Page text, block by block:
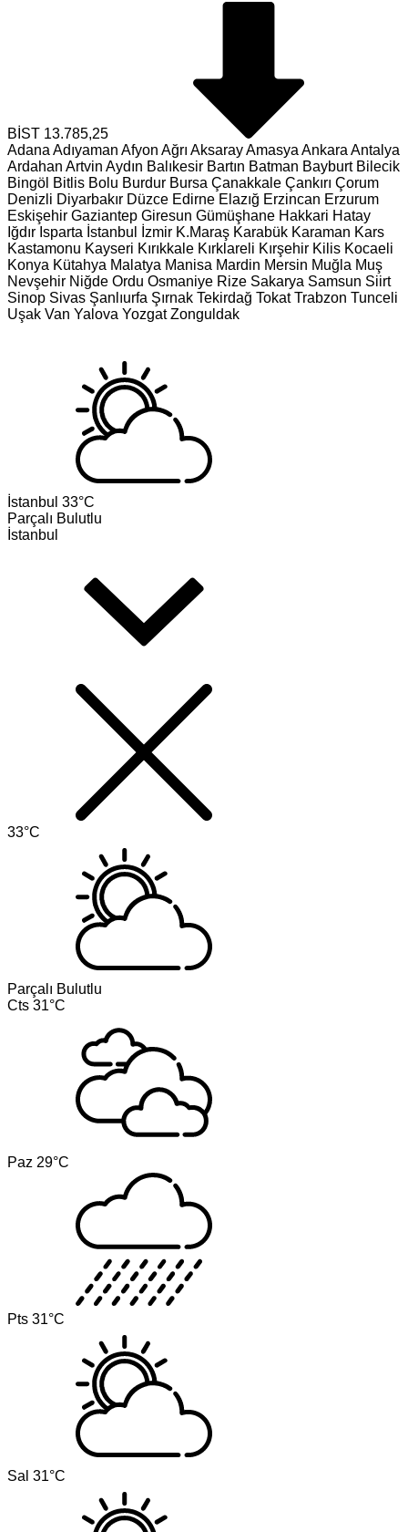
BİST 13.785,25
Adana Adıyaman Afyon Ağrı AksarayAmasya Ankara Antalya
Ardahan Artvin Aydın Balıkesir Bartın Batman Bayburt Bilecik
Bingöl Bitlis Bolu Burdur Bursa Çanakkale Çankırı Çorum
Denizli Diyarbakır Düzce Edirne Elazığ Erzincan Erzurum
Eskişehir Gaziantep Giresun Gümüşhane Hakkari Hatay
Iğdır Isparta İstanbul İzmir K.Maraş Karabük Karaman Kars
Kastamonu Kayseri Kırıkkale Kırklareli Kırşehir Kilis Kocaeli
Konya Kütahya Malatya Manisa Mardin Mersin Muğla Muş
Nevşehir Niğde Ordu Osmaniye Rize Sakarya Samsun Siirt
Sinop Sivas Şanlıurfa Şırnak Tekirdağ Tokat Trabzon Tunceli
Uşak Van Yalova Yozgat Zonguldak
İstanbul 33°C
Parçalı Bulutlu
İstanbul
33°C
Parçalı Bulutlu
Cts 31°C
Paz 29°C
Pts 31°C
Sal 31°C